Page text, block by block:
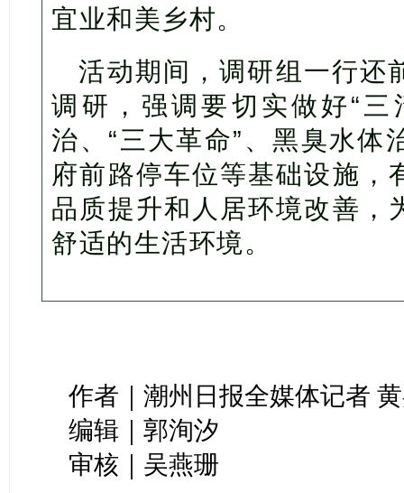
宜业和美乡村。
活动期间，调研组一行还
调研，强调要切实做好“三
治、“三大革命”、黑臭水体
府前路停车位等基础设施，
品质提升和人居环境改善，
舒适的生活环境。
作者｜潮州日报全媒体记者
编辑｜郭洵汐
审核｜吴燕珊